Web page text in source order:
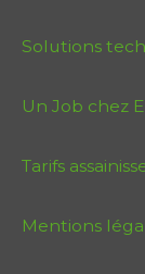
Solutions
Un Job chez
Tarifs
Mentions